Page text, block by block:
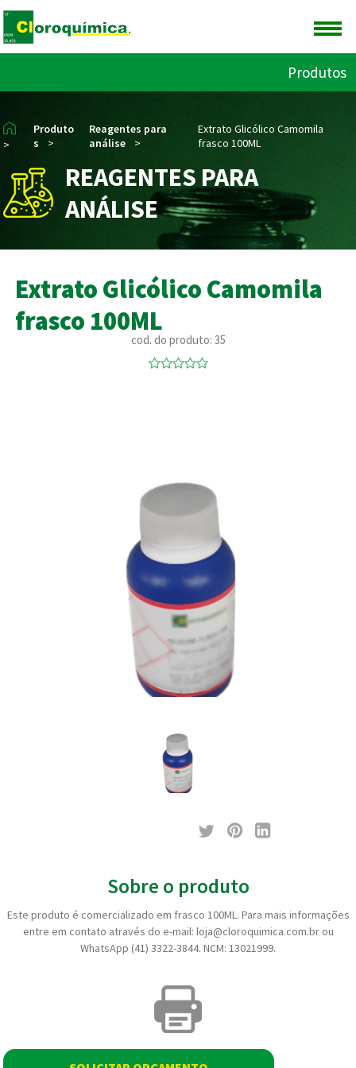
Produtos
>
Produto
s
>
Reagentes para
análise
>
Extrato Glicólico Camomila
frasco 100ML
REAGENTES PARA
ANÁLISE
Extrato Glicólico Camomila
frasco 100ML
cod. do produto: 35
Sobre o produto
Este produto é comercializado em frasco 100ML. Para mais informações
entre em contato através do e-mail: loja@cloroquimica.com.br ou
WhatsApp (41) 3322-3844. NCM: 13021999.